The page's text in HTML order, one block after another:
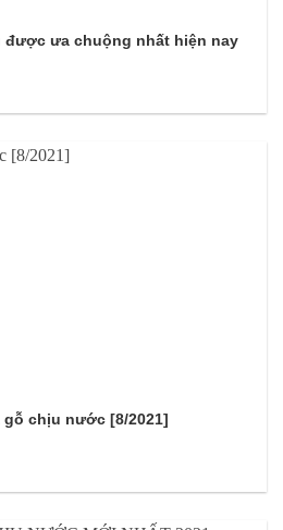
được ưa chuộng nhất hiện nay
gỗ chịu nước [8/2021]